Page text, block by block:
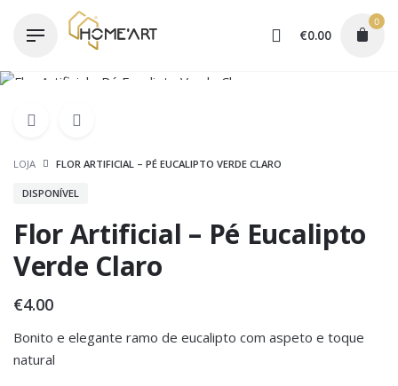
€0.00
0
LOJA FLOR ARTIFICIAL – PÉ EUCALIPTO VERDE CLARO
DISPONÍVEL
Flor Artificial – Pé Eucalipto
Verde Claro
€4.00
Bonito e elegante ramo de eucalipto com aspeto e toque
natural